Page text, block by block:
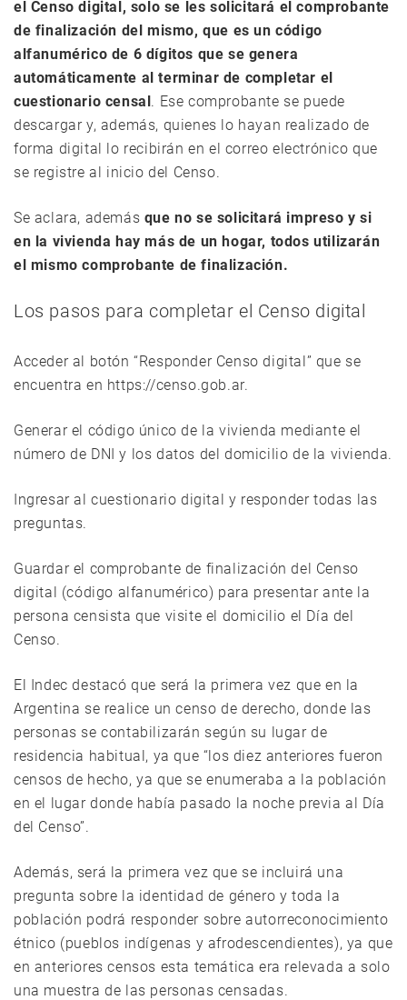
el Censo digital, solo se les solicitará el comprobante
de finalización del mismo, que es un código
alfanumérico de 6 dígitos que se genera
automáticamente al terminar de completar el
cuestionario censal. Ese comprobante se puede
descargar y, además, quienes lo hayan realizado de
forma digital lo recibirán en el correo electrónico que
se registre al inicio del Censo.
Se aclara, además que no se solicitará impreso y si
en la vivienda hay más de un hogar, todos utilizarán
el mismo comprobante de finalización.
Los pasos para completar el Censo digital
Acceder al botón “Responder Censo digital” que se
encuentra en https://censo.gob.ar.
Generar el código único de la vivienda mediante el
número de DNI y los datos del domicilio de la vivienda.
Ingresar al cuestionario digital y responder todas las
preguntas.
Guardar el comprobante de finalización del Censo
digital (código alfanumérico) para presentar ante la
persona censista que visite el domicilio el Día del
Censo.
El Indec destacó que será la primera vez que en la
Argentina se realice un censo de derecho, donde las
personas se contabilizarán según su lugar de
residencia habitual, ya que “los diez anteriores fueron
censos de hecho, ya que se enumeraba a la población
en el lugar donde había pasado la noche previa al Día
del Censo”.
Además, será la primera vez que se incluirá una
pregunta sobre la identidad de género y toda la
población podrá responder sobre autorreconocimiento
étnico (pueblos indígenas y afrodescendientes), ya que
en anteriores censos esta temática era relevada a solo
una muestra de las personas censadas.